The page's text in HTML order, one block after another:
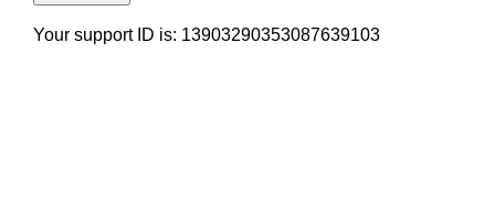
Your support ID is: 13903290353087639103